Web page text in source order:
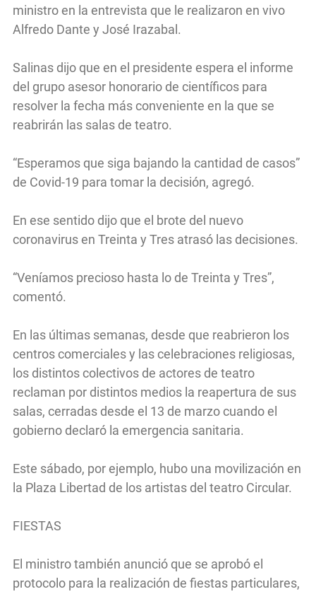
ministro en la entrevista que le realizaron en vivo
Alfredo Dante y José Irazabal.
Salinas dijo que en el presidente espera el informe
del grupo asesor honorario de científicos para
resolver la fecha más conveniente en la que se
reabrirán las salas de teatro.
“Esperamos que siga bajando la cantidad de casos”
de Covid-19 para tomar la decisión, agregó.
En ese sentido dijo que el brote del nuevo
coronavirus en Treinta y Tres atrasó las decisiones.
“Veníamos precioso hasta lo de Treinta y Tres”,
comentó.
En las últimas semanas, desde que reabrieron los
centros comerciales y las celebraciones religiosas,
los distintos colectivos de actores de teatro
reclaman por distintos medios la reapertura de sus
salas, cerradas desde el 13 de marzo cuando el
gobierno declaró la emergencia sanitaria.
Este sábado, por ejemplo, hubo una movilización en
la Plaza Libertad de los artistas del teatro Circular.
FIESTAS
El ministro también anunció que se aprobó el
protocolo para la realización de fiestas particulares,